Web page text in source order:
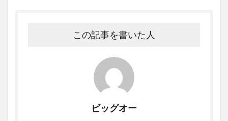
この記事を書いた人
ビッグオー